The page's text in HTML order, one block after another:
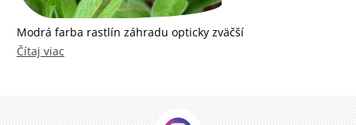
Modrá farba rastlín záhradu opticky zväčší ​
Čítaj viac